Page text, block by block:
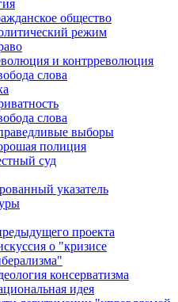
общество
режим
и контрреволюция
слова
слова
выборы
полиция
суд
указатель
проекта
о "кризисе
консерватизма
идея